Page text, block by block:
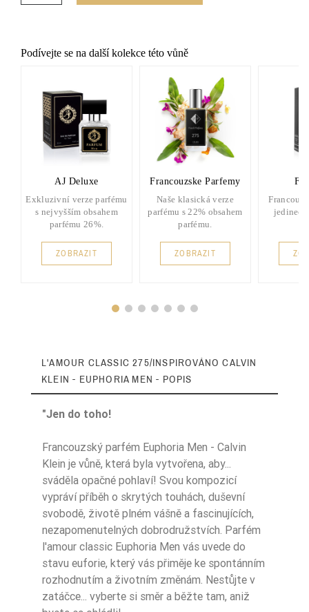
Podívejte se na další kolekce této vůně
AJ Deluxe
Exkluzivní verze parfému
s nejvyšším obsahem
parfému 26%.
ZOBRAZIT
Francouzske Parfemy
Naše klasická verze
parfému s 22% obsahem
parfému.
ZOBRAZIT
FP
L'AMOUR CLASSIC 275/INSPIROVÁNO CALVIN
KLEIN - EUPHORIA MEN - POPIS
"Jen do toho!
Francouzský parfém Euphoria Men - Calvin
Klein je vůně, která byla vytvořena, aby...
sváděla opačné pohlaví! Svou kompozicí
vypráví příběh o skrytých touhách, duševní
svobodě, životě plném vášně a fascinujících,
nezapomenutelných dobrodružstvích. Parfém
l'amour classic Euphoria Men vás uvede do
stavu euforie, který vás přiměje ke spontánním
rozhodnutím a životním změnám. Nestůjte v
zatáčce... vyberte si směr a běžte tam, aniž
Zaperfumowanie 22%
Ean13 5906826244046